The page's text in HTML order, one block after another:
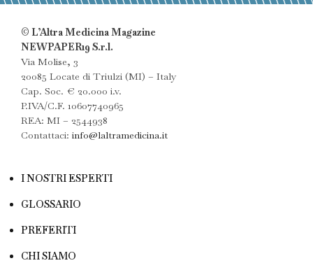
© L’Altra Medicina Magazine
NEWPAPER19 S.r.l.
Via Molise, 3
20085 Locate di Triulzi (MI) – Italy
Cap. Soc. € 20.000 i.v.
P.IVA/C.F. 10607740965
REA: MI – 2544938
Contattaci: info@laltramedicina.it
I NOSTRI ESPERTI
GLOSSARIO
PREFERITI
CHI SIAMO